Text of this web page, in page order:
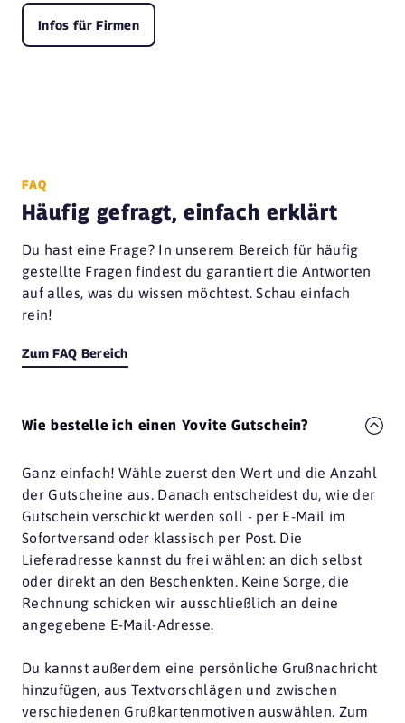
Infos für Firmen
FAQ
Häufig gefragt, einfach erklärt
Du hast eine Frage? In unserem Bereich für häufig
gestellte Fragen findest du garantiert die Antworten
auf alles, was du wissen möchtest. Schau einfach
rein!
Zum FAQ Bereich
Wie bestelle ich einen Yovite Gutschein?
Ganz einfach! Wähle zuerst den Wert und die Anzahl
der Gutscheine aus. Danach entscheidest du, wie der
Gutschein verschickt werden soll - per E-Mail im
Sofortversand oder klassisch per Post. Die
Lieferadresse kannst du frei wählen: an dich selbst
oder direkt an den Beschenkten. Keine Sorge, die
Rechnung schicken wir ausschließlich an deine
angegebene E-Mail-Adresse.
Du kannst außerdem eine persönliche Grußnachricht
hinzufügen, aus Textvorschlägen und zwischen
verschiedenen Grußkartenmotiven auswählen. Zum